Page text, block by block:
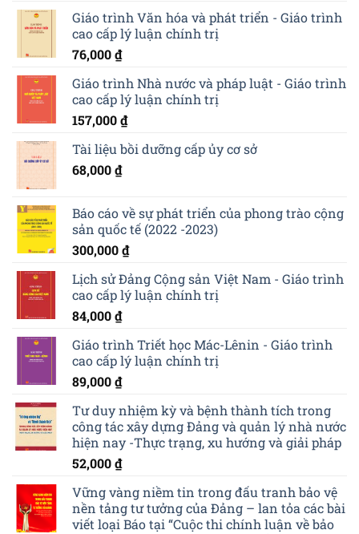
Giáo trình Văn hóa và phát triển - Giáo trình
cao cấp lý luận chính trị
76,000₫
Giáo trình Nhà nước và pháp luật - Giáo trình
cao cấp lý luận chính trị
157,000₫
Tài liệu bồi dưỡng cấp ủy cơ sở
68,000₫
Báo cáo về sự phát triển của phong trào cộng
sản quốc tế (2022 -2023)
300,000₫
Lịch sử Đảng Cộng sản Việt Nam - Giáo trình
cao cấp lý luận chính trị
84,000₫
Giáo trình Triết học Mác-Lênin - Giáo trình
cao cấp lý luận chính trị
89,000₫
Tư duy nhiệm kỳ và bệnh thành tích trong
công tác xây dựng Đảng và quản lý nhà nước
hiện nay -Thực trạng, xu hướng và giải pháp
52,000₫
Vững vàng niềm tin trong đấu tranh bảo vệ
nền tảng tư tưởng của Đảng – lan tỏa các bài
viết loại Báo tại “Cuộc thi chính luận về bảo